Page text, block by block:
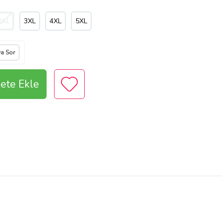
3XL 4XL 5XL
Sor
Ekle